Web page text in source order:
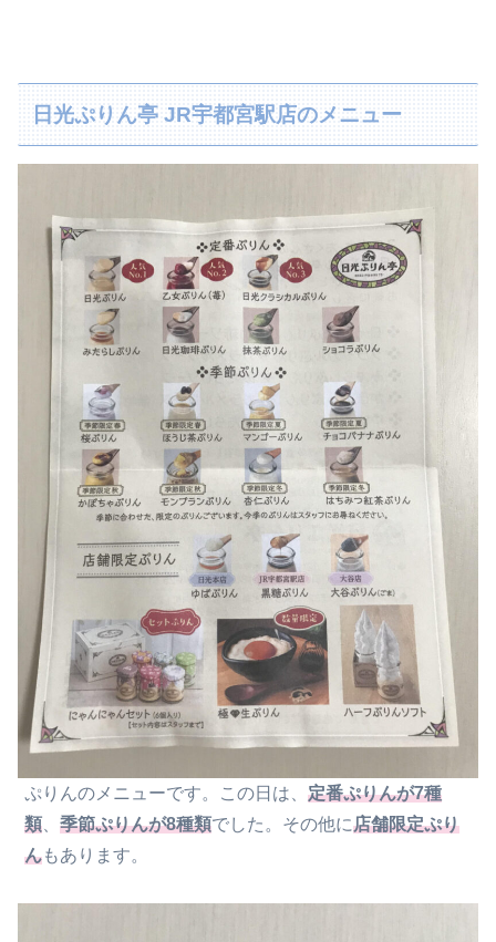
日光ぷりん亭 JR宇都宮駅店のメニュー
ぷりんのメニューです。この日は、 定番ぷりんが7種
類
季節ぷりんが8種類でした。その他に店舗限定ぷり
んもあります。